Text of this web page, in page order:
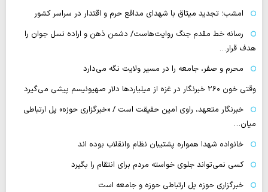
امشب؛ تجدید میثاق با شهدای مدافع حرم و اقتدار در سراسر کشور
رسانه‌ خط مقدم جنگ روایت‌هاست/ دشمن ذهن و اراده نسل جوان را
هدف قرار…
محرم و صفر، جامعه را در مسیر ولایت نگه می‌دارد
وقتی خون ۲۶۰ خبرنگار در غزه از میلیاردها دلار صهیونیسم پیشی می‌گیرد
خبرنگار متعهد، راوی امین حقیقت است / «خبرگزاری حوزه» پل ارتباطی
میان…
خانواده شهدا همواره پشتیبان نظام وانقلاب بوده اند
کسی نمی‌تواند جلوی خواسته مردم برای انتقام را بگیرد
خبرگزاری حوزه پل ارتباطی حوزه و جامعه است